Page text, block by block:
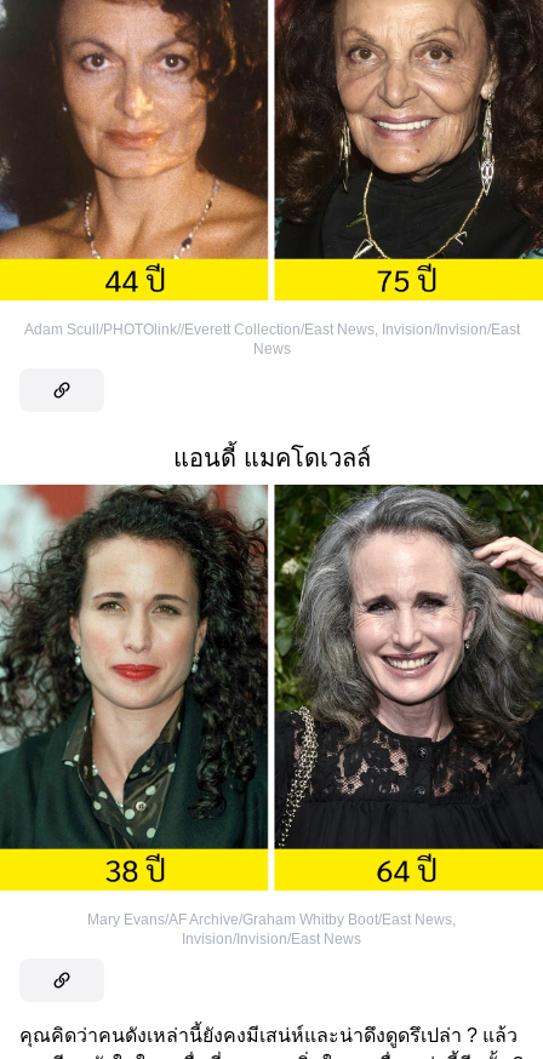
Adam Scull/PHOTOlink//Everett Collection/East News, Invision/Invision/East
News
แอนดี้ แมคโดเวลล์
Mary Evans/AF Archive/Graham Whitby Boot/East News
Invision/Invision/East News
คุณคิดว่าคนดังเหล่านี้ยังคงมีเสน่ห์และน่าดึงดูดรึเปล่า ? แล้ว